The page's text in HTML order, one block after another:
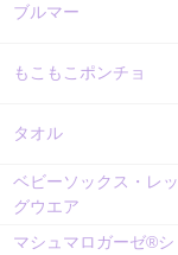
ブルマー
もこもこポンチョ
タオル
ベビーソックス・レッ
グウエア
マシュマロガーゼ®︎シ